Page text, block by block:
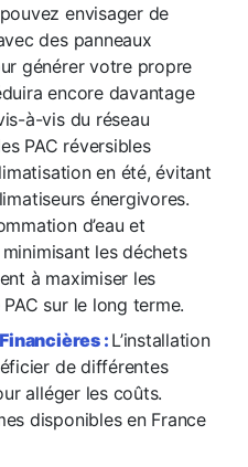
envisager de
des panneaux
générer votre propre
encore davantage
à-vis du réseau
PAC réversibles
en été, évitant
énergivores.
d’eau et
les déchets
à maximiser les
sur le long terme.
:L’installation
de différentes
alléger les coûts.
disponibles en France